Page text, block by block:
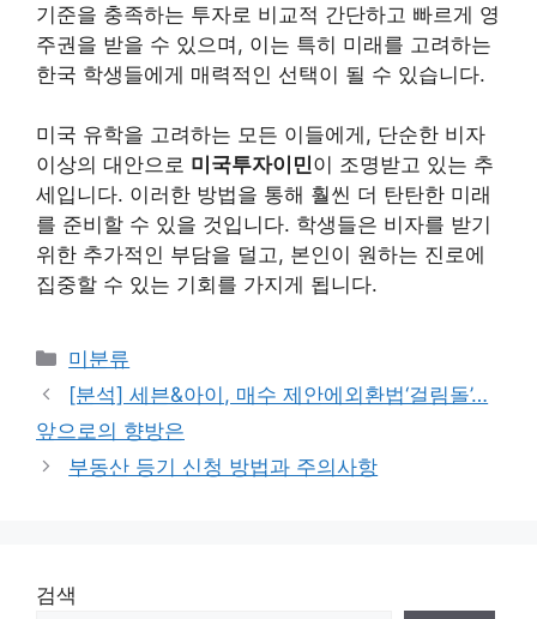
기준을 충족하는 투자로 비교적 간단하고 빠르게 영
주권을 받을 수 있으며, 이는 특히 미래를 고려하는
한국 학생들에게 매력적인 선택이 될 수 있습니다.
미국 유학을 고려하는 모든 이들에게, 단순한 비자
이상의 대안으로 미국투자이민이 조명받고 있는 추
세입니다. 이러한 방법을 통해 훨씬 더 탄탄한 미래
를 준비할 수 있을 것입니다. 학생들은 비자를 받기
위한 추가적인 부담을 덜고, 본인이 원하는 진로에
집중할 수 있는 기회를 가지게 됩니다.
Categories
미분류
[분석] 세븐&아이, 매수 제안에외환법‘걸림돌’…
앞으로의 향방은
부동산 등기 신청 방법과 주의사항
검색